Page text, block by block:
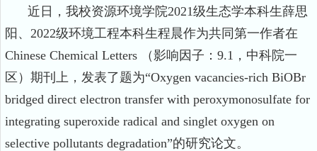
近日，我校资源环境学院2021级生态学本科生薛思
阳、 2022级环境工程本科生程晨作为共同第一作者在
Chinese Chemical Letters
（影响因子： 9.1 ，中科院一
区）期刊上，发表了题为“Oxygen vacancies-rich BiOBr
bridged direct electron transfer with peroxymonosulfate for
integrating superoxide radical and singlet oxygen on
selective pollutants degradation”的研究论文。